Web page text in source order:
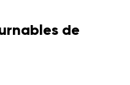
de